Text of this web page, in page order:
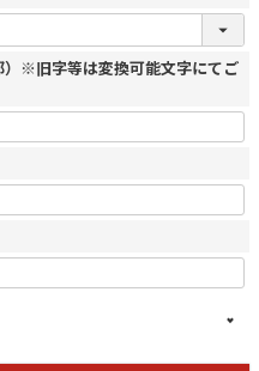
※旧字等は変換可能文字にてご